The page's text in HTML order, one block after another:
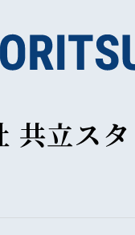
共立ス